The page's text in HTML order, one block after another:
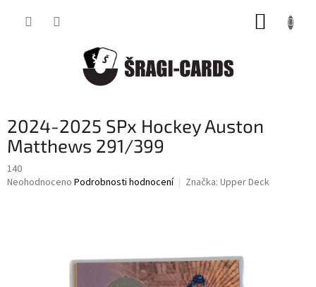
2024-2025 SPx Hockey Auston
Matthews 291/399
140
Průměrné
Neohodnoceno Podrobnosti hodnocení Značka: Upper Deck